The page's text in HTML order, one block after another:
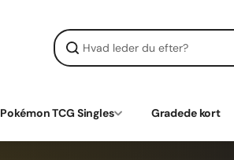
Pokémon TCG Singles Gradede kort